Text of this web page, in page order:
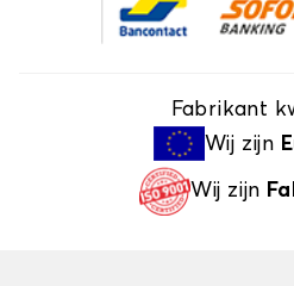
Fabrikant
Wij zijn
Wij zijn